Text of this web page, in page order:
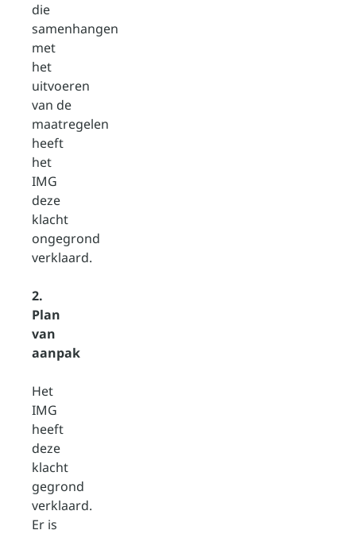
die
samenhangen
met
het
uitvoeren
van de
maatregelen
heeft
het
IMG
deze
klacht
ongegrond
verklaard.
2.
Plan
van
aanpak
Het
IMG
heeft
deze
klacht
gegrond
verklaard.
Er is